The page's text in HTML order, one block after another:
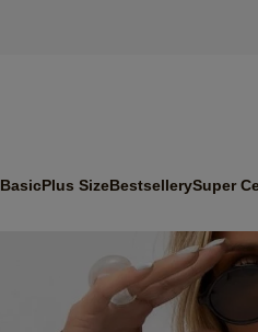
BasicPlus SizeBestsellerySuper